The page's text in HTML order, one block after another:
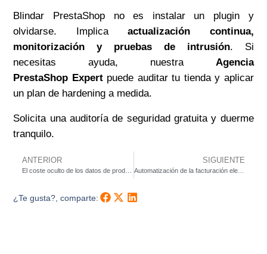
Blindar PrestaShop no es instalar un plugin y
olvidarse. Implicaactualización continua,
monitorización y pruebas de intrusión. Si
necesitas ayuda, nuestra Agencia
PrestaShop Expertpuede auditar tu tienda y aplicar
un plan de hardening a medida.
Solicita una auditoría de seguridad gratuitay duerme
tranquilo.
ANTERIOR SIGUIENTE
Automatización de la facturación electrónica con Verifactu y AHORA ERP
¿Te gusta?, comparte: